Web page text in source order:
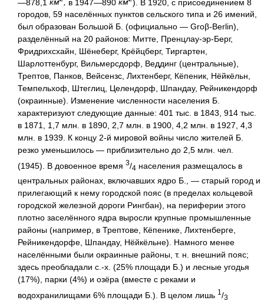
—878,1 км , в 1947—890 км ). В 1920, с присоединением 8
городов, 59 населённых пунктов сельского типа и 26 имений,
был образован Большой Б. (официально — Groβ-Berlin),
разделённый на 20 районов: Митте, Пренцлау-эр-Берг,
Фридрихсхайн, Шёнеберг, Крёйцберг, Тиргартен,
Шарлоттенбург, Вильмерсдорф, Веддинг (центральные),
Трептов, Панков, Вейсензс, Лихтенберг, Кёпеник, Нёйкёльн,
Темпельхоф, Штеглиц, Целендорф, Шпандау, Рейникендорф
(окраинные). Изменение численности населения Б.
характеризуют следующие данные: 401 тыс. в 1843, 914 тыс.
в 1871, 1,7 млн. в 1890, 2,7 млн. в 1900, 4,2 млн. в 1927, 4,3
млн. в 1939. К концу 2-й мировой войны число жителей Б.
резко уменьшилось — приблизительно до 2,5 млн. чел.
(1945). В довоенное время 3/4 населения размещалось в
центральных районах, включавших ядро Б., — старый город и
прилегающий к нему городской пояс (в пределах кольцевой
городской железной дороги Рингбан), на периферии этого
плотно заселённого ядра выросли крупные промышленные
районы (например, в Трептове, Кёпенике, Лихтенберге,
Рейникендорфе, Шпандау, Нёйкёльне). Намного менее
населёнными были окраинные районы, т. н. внешний пояс;
здесь преобладали с.-х. (25% площади Б.) и лесные угодья
(17%), парки (4%) и озёра (вместе с реками и
водохранилищами 6% площади Б.). В целом лишь 1 /3